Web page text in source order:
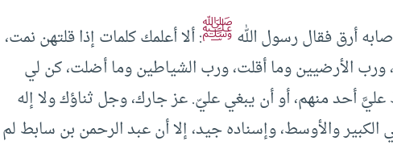
أرق فقال رسول اللهﷺ: ألا أعلمك كلمات إذا قلتهن نمت،
ورب الأرضيين وما أقلت، ورب الشياطين وما أضلت، كن لي
أحد منهم، أو أن يبغي عليّ. عز جارك، وجل ثناؤك ولا إله
الكبير والأوسط، وإسناده جيد، إلا أن عبد الرحمن بن سابط لم